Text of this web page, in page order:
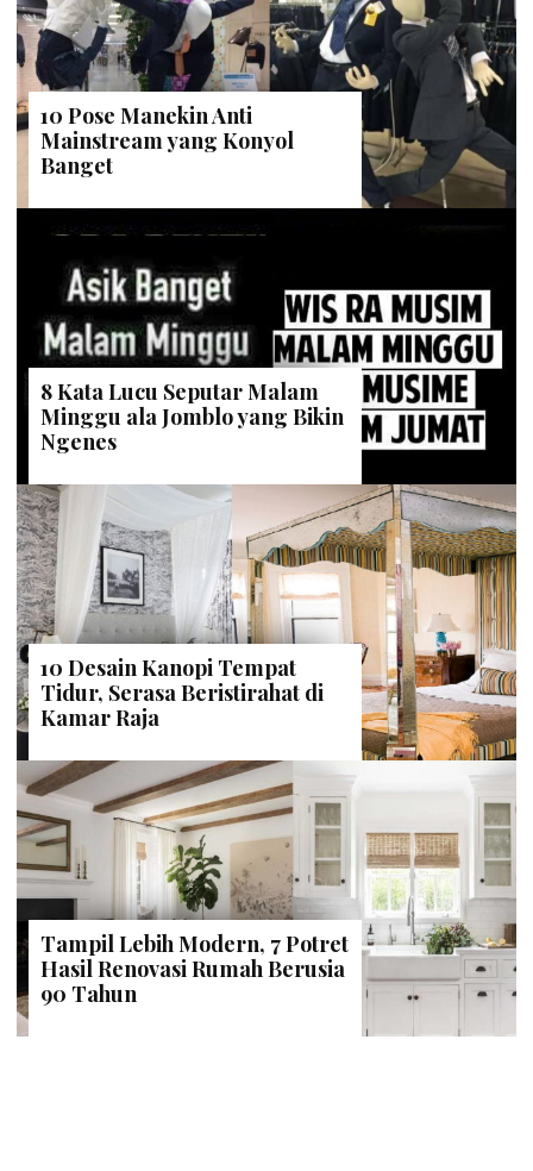
10 Pose Manekin Anti
Mainstream yang Konyol
Banget
8 Kata Lucu Seputar Malam
Minggu ala Jomblo yang Bikin
Ngenes
10 Desain Kanopi Tempat
Tidur, Serasa Beristirahat di
Kamar Raja
Tampil Lebih Modern, 7 Potret
Hasil Renovasi Rumah Berusia
90 Tahun